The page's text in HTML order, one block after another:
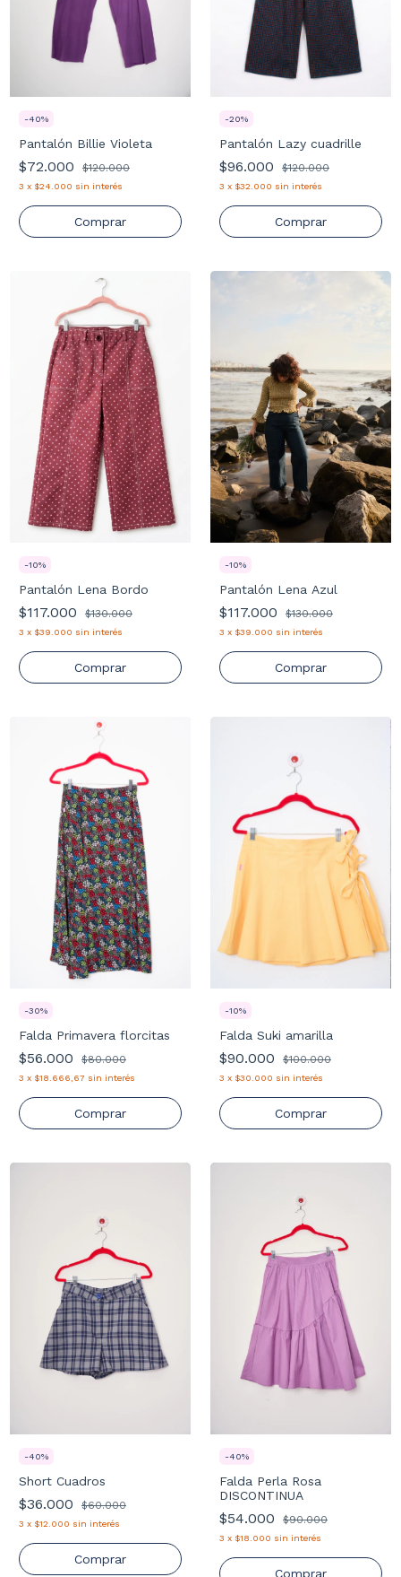
-40%
Pantalón Billie Violeta
$72.000 $120.000
3 x $24.000 sin interés
Comprar
-20%
Pantalón Lazy cuadrille
$96.000 $120.000
3 x $32.000 sin interés
Comprar
-10%
Pantalón Lena Bordo
$117.000 $130.000
3 x $39.000 sin interés
Comprar
-10%
Pantalón Lena Azul
$117.000 $130.000
3 x $39.000 sin interés
Comprar
-30%
Falda Primavera florcitas
$56.000 $80.000
3 x $18.666,67 sin interés
Comprar
-10%
Falda Suki amarilla
$90.000 $100.000
3 x $30.000 sin interés
Comprar
-40%
Short Cuadros
$36.000 $60.000
3 x $12.000 sin interés
Comprar
-40%
Falda Perla Rosa
DISCONTINUA
$54.000 $90.000
3 x $18.000 sin interés
Comprar